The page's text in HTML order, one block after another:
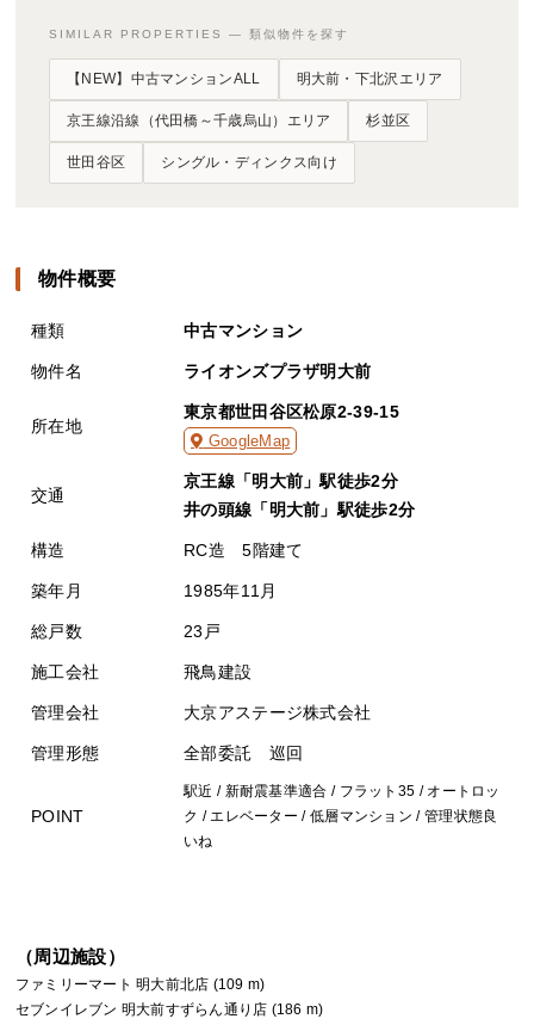
SIMILAR PROPERTIES — 類似物件を探す
【NEW】中古マンションALL 明大前・下北沢エリア
京王線沿線（代田橋～千歳烏山）エリア 杉並区
世田谷区 シングル・ディンクス向け
物件概要
種類 中古マンション
物件名 ライオンズプラザ明大前
所在地
東京都世田谷区松原2-39-15
GoogleMap
交通
京王線「明大前」駅徒歩2分
井の頭線「明大前」駅徒歩2分
構造 RC造 5階建て
築年月 1985年11月
総戸数 23戸
施工会社 飛鳥建設
管理会社 大京アステージ株式会社
管理形態 全部委託 巡回
POINT
駅近 / 新耐震基準適合 / フラット35 / オートロッ
ク / エレベーター / 低層マンション / 管理状態良
いね
（周辺施設）
ファミリーマート 明大前北店 (109 m)
セブンイレブン 明大前すずらん通り店 (186 m)